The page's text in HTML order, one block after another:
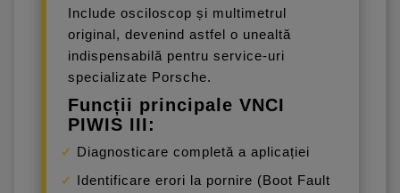
Include osciloscop și multimetrul
original, devenind astfel o unealtă
indispensabilă pentru service-uri
specializate Porsche.
Funcții principale VNCI
PIWIS III:
Diagnosticare completă a aplicației
Identificare erori la pornire (Boot Fault